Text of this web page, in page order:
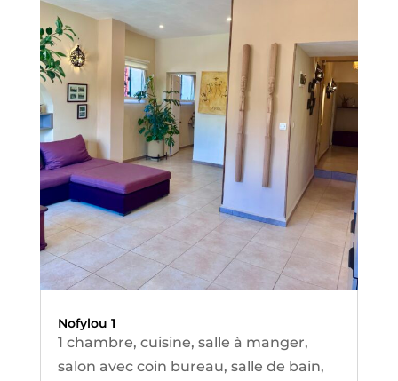
Nofylou 1
1 chambre, cuisine, salle à manger,
salon avec coin bureau, salle de bain,